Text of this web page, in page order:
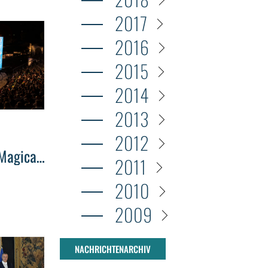
2017
2016
2015
2014
2013
2012
2011
2010
2009
NACHRICHTENARCHIV